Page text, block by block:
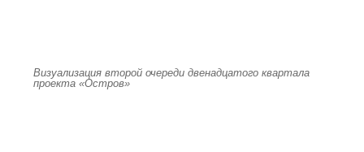
Визуализация второй очереди двенадцатого квартала
проекта «Остров»